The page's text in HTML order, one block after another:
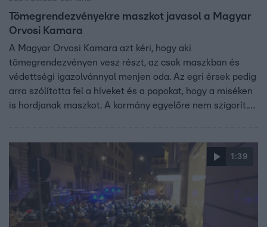
Tömegrendezvényekre maszkot javasol a Magyar
Orvosi Kamara
A Magyar Orvosi Kamara azt kéri, hogy aki
tömegrendezvényen vesz részt, az csak maszkban és
védettségi igazolvánnyal menjen oda. Az egri érsek pedig
arra szólította fel a híveket és a papokat, hogy a miséken
is hordjanak maszkot. A kormány egyelőre nem szigorít.
duplájára, a kórházban ápoltaké pedig másfélszeresére
emelkedett egy hét alatt.
1:39